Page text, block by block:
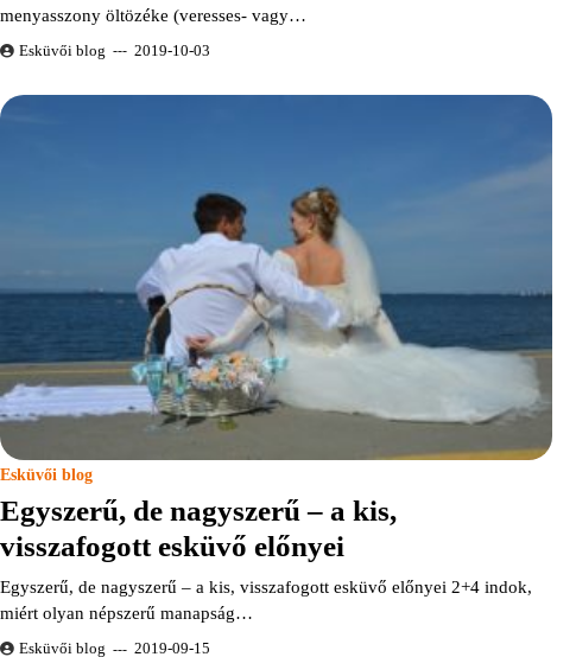
menyasszony öltözéke (veresses- vagy…
Esküvői blog 2019-10-03
Esküvői blog
Egyszerű, de nagyszerű – a kis,
visszafogott esküvő előnyei
Egyszerű, de nagyszerű – a kis, visszafogott esküvő előnyei 2+4 indok,
miért olyan népszerű manapság…
Esküvői blog 2019-09-15